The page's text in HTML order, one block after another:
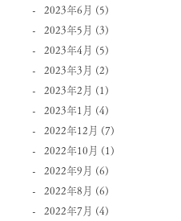
2023年6月 (5)
2023年5月 (3)
2023年4月 (5)
2023年3月 (2)
2023年2月 (1)
2023年1月 (4)
2022年12月 (7)
2022年10月 (1)
2022年9月 (6)
2022年8月 (6)
2022年7月 (4)